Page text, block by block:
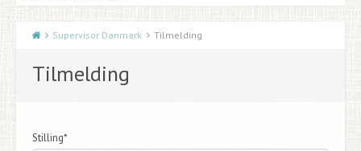
Supervisor Danmark Tilmelding
Tilmelding
Stilling*